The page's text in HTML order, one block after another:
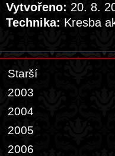
Vytvořeno: 20. 8.
Technika: Kresba
Starší
2003
2004
2005
2006